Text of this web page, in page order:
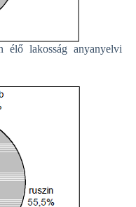
élő lakosság anyanyelvi